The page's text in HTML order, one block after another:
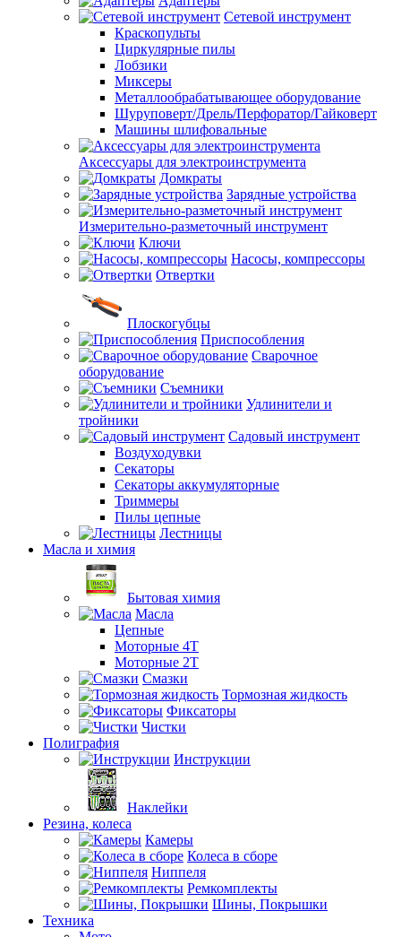
Сетевой инструмент
Краскопульты
Циркулярные пилы
Лобзики
Миксеры
Металлообрабатывающее оборудование
Шуруповерт/Дрель/Перфоратор/Гайковерт
Машины шлифовальные
Аксессуары для электроинструмента
Домкраты
Зарядные устройства
Измерительно-разметочный инструмент
Ключи
Насосы, компрессоры
Отвертки
Плоскогубцы
Приспособления
Сварочное
оборудование
Съемники
Удлинители и
тройники
Садовый инструмент
Воздуходувки
Секаторы
Секаторы аккумуляторные
Триммеры
Пилы цепные
Лестницы
Масла и химия
Бытовая химия
Масла
Цепные
Моторные 4Т
Моторные 2Т
Смазки
Тормозная жидкость
Фиксаторы
Чистки
Полиграфия
Инструкции
Наклейки
Резина, колеса
Камеры
Колеса в сборе
Ниппеля
Ремкомплекты
Шины, Покрышки
Техника